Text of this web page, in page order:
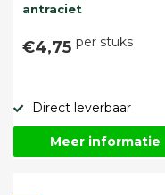
antraciet
€4,75 per stuks
Direct leverbaar
Meer informatie